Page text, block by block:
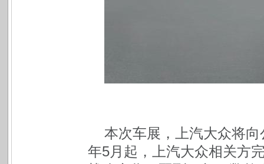
本次车展，上汽大众将
年5月起，上汽大众相关方